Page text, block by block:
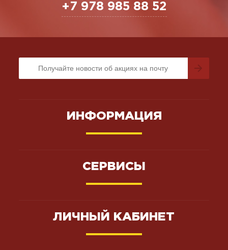
+7 978 985 88 52
ИНФОРМАЦИЯ
СЕРВИСЫ
ЛИЧНЫЙ КАБИНЕТ